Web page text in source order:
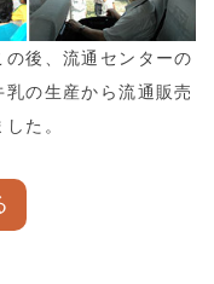
後、流通センターの
の生産から流通販売
た。